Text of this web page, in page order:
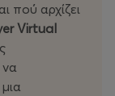
πού αρχίζει
Virtual